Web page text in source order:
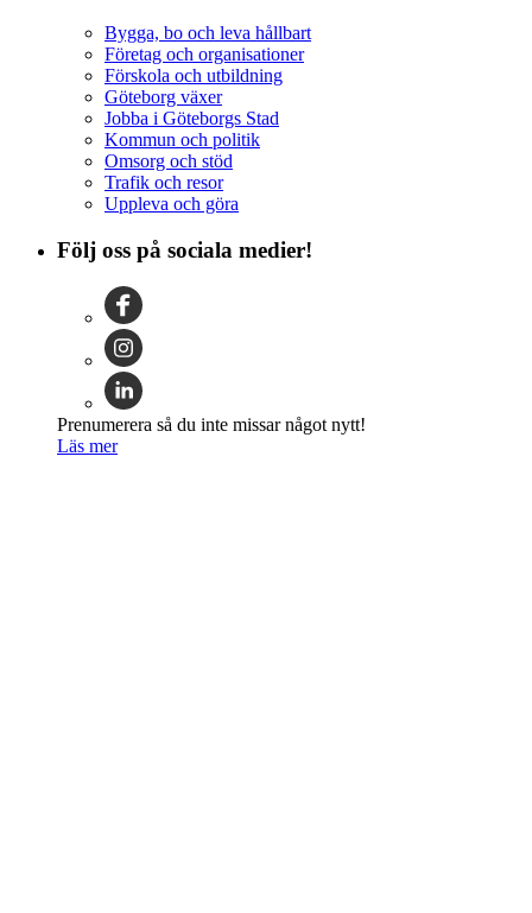
Bygga, bo och leva hållbart
Företag och organisationer
Förskola och utbildning
Göteborg växer
Jobba i Göteborgs Stad
Kommun och politik
Omsorg och stöd
Trafik och resor
Uppleva och göra
Följ oss på sociala medier!
Prenumerera så du inte missar något nytt!
Läs mer